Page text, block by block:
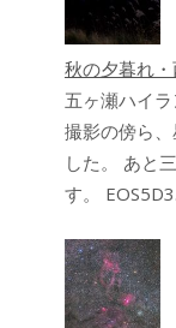
秋の夕暮れ
五ヶ瀬ハイ
撮影の傍ら
した。 あと
す。